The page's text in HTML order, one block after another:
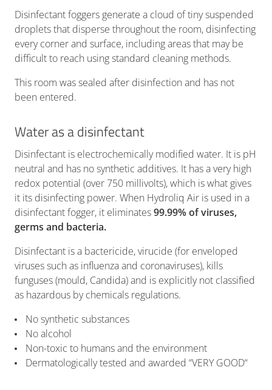
Disinfectant foggers generate a cloud of tiny suspended
droplets that disperse throughout the room, disinfecting
every corner and surface, including areas that may be
difficult to reach using standard cleaning methods.
This room was sealed after disinfection and has not
been entered.
Water as a disinfectant
Disinfectant is electrochemically modified water. It is pH
neutral and has no synthetic additives. It has a very high
redox potential (over 750 millivolts), which is what gives
it its disinfecting power. When Hydroliq Air is used in a
disinfectant fogger, it eliminates99.99% of viruses,
germs and bacteria.
Disinfectant is a bactericide, virucide (for enveloped
viruses such as influenza and coronaviruses), kills
funguses (mould, Candida) and is explicitly not classified
as hazardous by chemicals regulations.
No synthetic substances
No alcohol
Non-toxic to humans and the environment
Dermatologically tested and awarded “VERY GOOD“